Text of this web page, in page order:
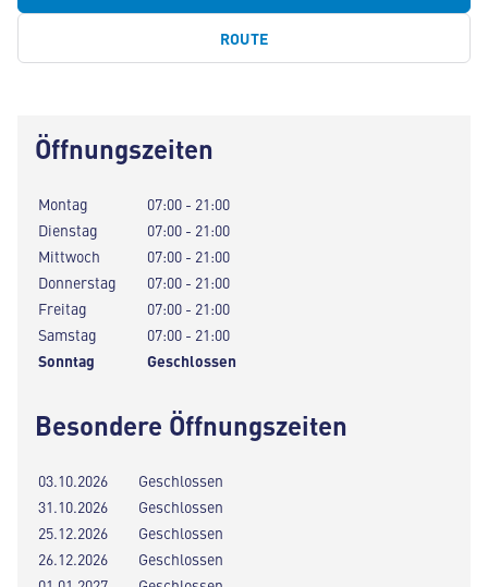
ROUTE
Öffnungszeiten
Montag
07:00 - 21:00
Dienstag
07:00 - 21:00
Mittwoch
07:00 - 21:00
Donnerstag
07:00 - 21:00
Freitag
07:00 - 21:00
Samstag
07:00 - 21:00
Sonntag
Geschlossen
Besondere Öffnungszeiten
03.10.2026
Geschlossen
31.10.2026
Geschlossen
25.12.2026
Geschlossen
26.12.2026
Geschlossen